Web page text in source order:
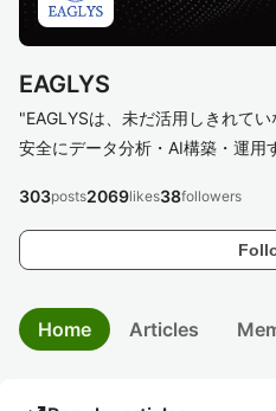
EAGLYS
"EAGLYSは、未だ活用しきれて
安全にデータ分析・AI構築・運用
303posts2069likes38followers
Home Articles